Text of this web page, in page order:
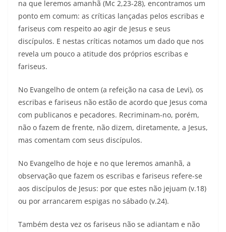
na que leremos amanhã (Mc 2,23-28), encontramos um
ponto em comum: as críticas lançadas pelos escribas e
fariseus com respeito ao agir de Jesus e seus
discípulos. E nestas críticas notamos um dado que nos
revela um pouco a atitude dos próprios escribas e
fariseus.
No Evangelho de ontem (a refeição na casa de Levi), os
escribas e fariseus não estão de acordo que Jesus coma
com publicanos e pecadores. Recriminam-no, porém,
não o fazem de frente, não dizem, diretamente, a Jesus,
mas comentam com seus discípulos.
No Evangelho de hoje e no que leremos amanhã, a
observação que fazem os escribas e fariseus refere-se
aos discípulos de Jesus: por que estes não jejuam (v.18)
ou por arrancarem espigas no sábado (v.24).
Também desta vez os fariseus não se adiantam e não